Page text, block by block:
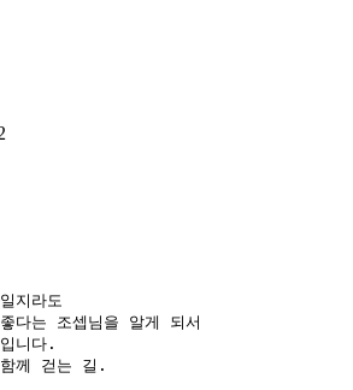
지라도
다는 조셉님을 알게 되서
니다.
께 걷는 길.